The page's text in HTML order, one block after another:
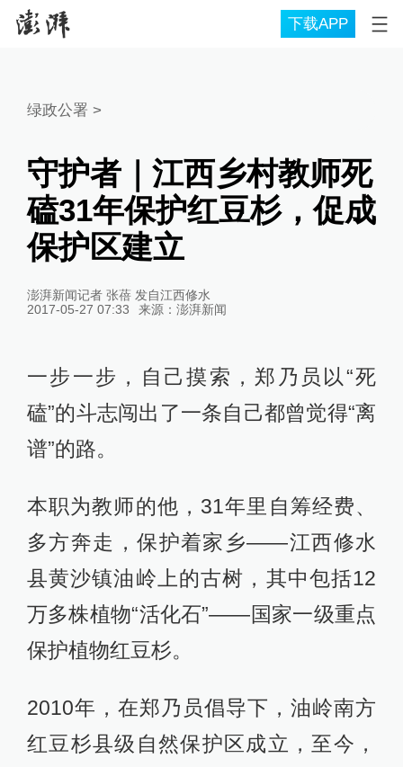
下载APP
绿政公署 >
守护者｜江西乡村教师死
磕31年保护红豆杉，促成
保护区建立
澎湃新闻记者 张蓓 发自江西修水
2017-05-27 07:33
来源： 澎湃新闻
一步一步，自己摸索，郑乃员以“死
磕”的斗志闯出了一条自己都曾觉得“离
谱”的路。
本职为教师的他，31年里自筹经费、
多方奔走，保护着家乡——江西修水
县黄沙镇油岭上的古树，其中包括12
万多株植物“活化石”——国家一级重点
保护植物红豆杉。
2010年，在郑乃员倡导下，油岭南方
红豆杉县级自然保护区成立，至今，